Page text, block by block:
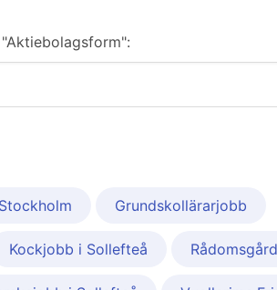
Grundskollärarjobb
Kockjobb i Sollefteå